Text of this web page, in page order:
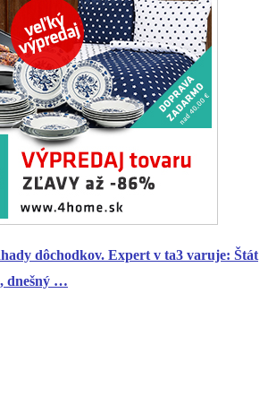
dôchodkov. Expert v ta3 varuje: Štát
dnešný …